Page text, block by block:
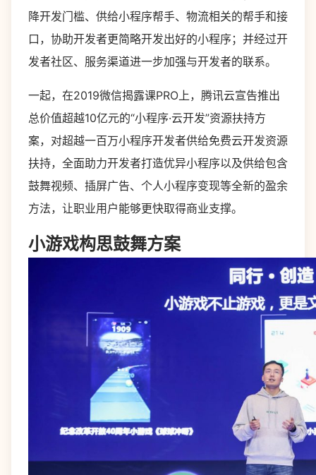
降开发门槛、供给小程序帮手、物流相关的帮手和接
口，协助开发者更简略开发出好的小程序；并经过开
发者社区、服务渠道进一步加强与开发者的联系。
一起，在2019微信揭露课PRO上，腾讯云宣告推出
总价值超越10亿元的“小程序·云开发”资源扶持方
案，对超越一百万小程序开发者供给免费云开发资源
扶持，全面助力开发者打造优异小程序以及供给包含
鼓舞视频、插屏广告、个人小程序变现等全新的盈余
方法，让职业用户能够更快取得商业支撑。
小游戏构思鼓舞方案